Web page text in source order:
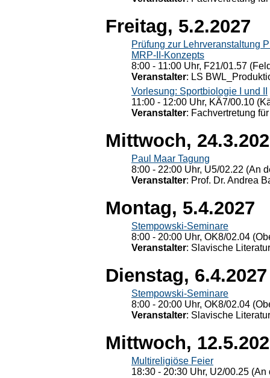
Freitag, 5.2.2027
Prüfung zur Lehrveranstaltung
MRP-II-Konzepts
8:00 - 11:00 Uhr, F21/01.57
Veranstalter: LS
Vorlesung: Sportbiologie I und II
11:00 - 12:00 Uhr, KÄ7/00.10
Veranstalter: Fachvertretung
Mittwoch,
Paul Maar Tagung
8:00 - 22:00 Uhr, U5/02.22 (An
Veranstalter: Prof. Dr. Andrea
Montag, 5.4.2027
Stempowski-Seminare
8:00 - 20:00 Uhr, OK8/02.04
Veranstalter: Slavische
Dienstag, 6.4.2027
Stempowski-Seminare
8:00 - 20:00 Uhr, OK8/02.04
Veranstalter: Slavische
Mittwoch,
Multireligiöse Feier
18:30 - 20:30 Uhr, U2/00.25